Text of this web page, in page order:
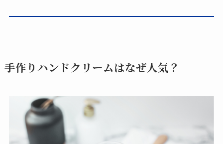
手作りハンドクリームはなぜ人気？